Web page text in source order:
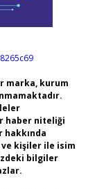
marka, kurum
haber niteliği
hakkında
ve kişiler ile isim
bilgiler